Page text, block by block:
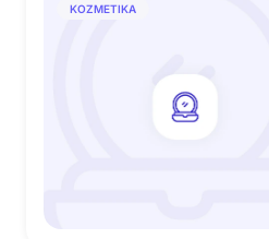
KOZMETIKA